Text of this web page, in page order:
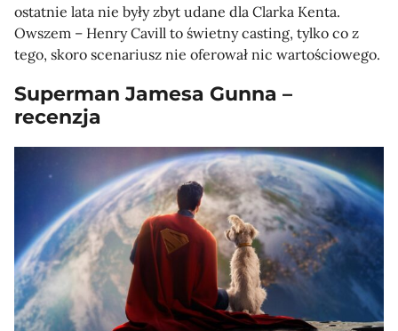
ostatnie lata nie były zbyt udane dla Clarka Kenta.
Owszem – Henry Cavill to świetny casting, tylko co z
tego, skoro scenariusz nie oferował nic wartościowego.
Superman Jamesa Gunna –
recenzja